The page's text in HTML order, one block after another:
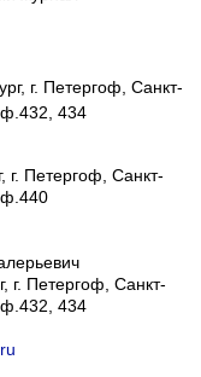
г. Петергоф, Санкт-
434
г. Петергоф, Санкт-
г. Петергоф, Санкт-
434